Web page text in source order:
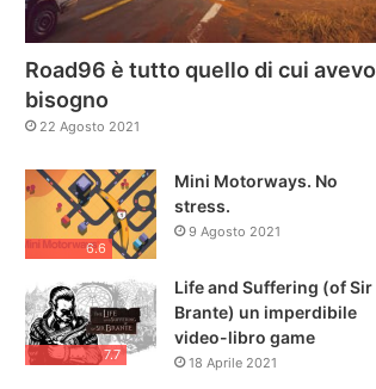
Road96 è tutto quello di cui avevo
bisogno
22 Agosto 2021
6.6
Mini Motorways. No
stress.
9 Agosto 2021
7.7
Life and Suffering (of Sir
Brante) un imperdibile
video-libro game
18 Aprile 2021